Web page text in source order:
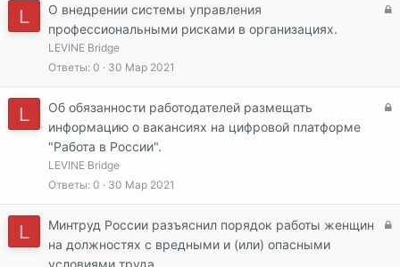
а
L
З
а
О внедрении системы управления
профессиональными рисками в организациях.
LEVINE Bridge
Ответы 0 30 Мар 2021
L
З
Об обязанности работодателей размещать
информацию о вакансиях на цифровой платформе
"Работа в России".
LEVINE Bridge
Ответы 0 30 Мар 2021
L
З
Минтруд России разъяснил порядок работы женщин
на должностях с вредными и (или) опасными
условиями труда.